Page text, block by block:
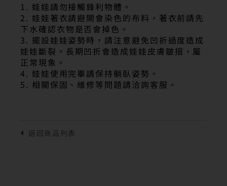
1. 娃娃請勿接觸鋒利物體。
2. 娃娃著衣請避開會染色的布料，著衣前請先
下水確認衣物是否會掉色。
3. 擺設娃娃姿勢時，請注意避免凹折過度造成
娃娃斷裂。長期凹折會造成娃娃皮膚皺摺，屬
正常現象。
4. 娃娃使用完畢請保持躺臥姿勢。
5. 相關保固、維修等問題請洽詢客服。